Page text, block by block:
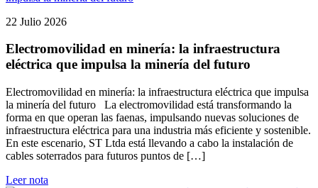
22 Julio 2026
Electromovilidad en minería: la infraestructura
eléctrica que impulsa la minería del futuro
Electromovilidad en minería: la infraestructura eléctrica que impulsa
la minería del futuro La electromovilidad está transformando la
forma en que operan las faenas, impulsando nuevas soluciones de
infraestructura eléctrica para una industria más eficiente y sostenible.
En este escenario, ST Ltda está llevando a cabo la instalación de
cables soterrados para futuros puntos de […]
Leer nota